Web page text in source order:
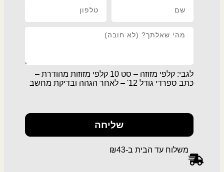
לגבי: קלפי מזוזה – סט 10 קלפי מזוזות מהודרת –
כתב ספרדי גודל 12' – לאחר הגהה ובדיקת מחשב
שליחה
משלוח עד הבית ב-₪43